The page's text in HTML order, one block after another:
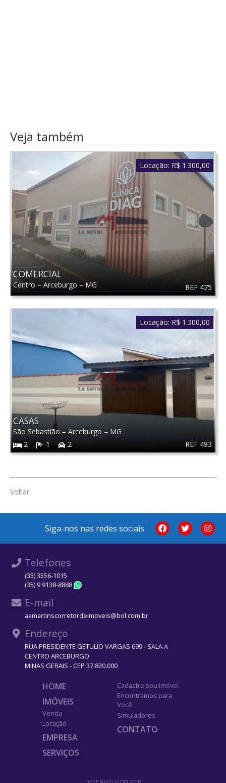
Veja também
REF 475
COMERCIAL
Centro – Arceburgo – MG
Locação: R$ 1.300,00
REF 493
CASAS
São Sebastião – Arceburgo – MG
2
1 2
Locação: R$ 1.300,00
Voltar
Siga-nos nas redes sociais
Telefones
(35) 3556-1015
(35) 9 9138-8888
E-mail
aamartinscorretordeimoveis@bol.com.br
Endereço
RUA PRESIDENTE GETULIO VARGAS 699 - SALA A
CENTRO ARCEBURGO
MINAS GERAIS - CEP 37.820.000
HOME
IMÓVEIS
Venda
Locação
EMPRESA
SERVIÇOS
Cadastre seu Imóvel
Encontramos para
Você
Simuladores
CONTATO